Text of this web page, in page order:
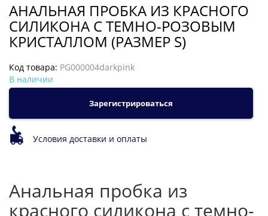
АНАЛЬНАЯ ПРОБКА ИЗ КРАСНОГО
СИЛИКОНА С ТЕМНО-РОЗОВЫМ
КРИСТАЛЛОМ (РАЗМЕР S)
Код товара: PG000004darkpink
В наличии
Зарегистрироваться
Условия доставки и оплаты
Анальная пробка из
красного силикона с темно-